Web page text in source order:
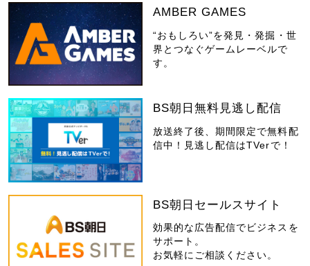
AMBER GAMES
“おもしろい”を発見・発掘・世
界とつなぐゲームレーベルで
す。
BS朝日無料見逃し配信
放送終了後、期間限定で無料配
信中！見逃し配信はTVerで！
BS朝日セールスサイト
効果的な広告配信でビジネスを
サポート。
お気軽にご相談ください。